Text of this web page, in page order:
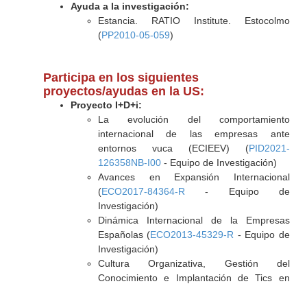
Ayuda a la investigación:
Estancia. RATIO Institute. Estocolmo
(PP2010-05-059)
Participa en los siguientes
proyectos/ayudas en la US:
Proyecto I+D+i:
La evolución del comportamiento
internacional de las empresas ante
entornos vuca (ECIEEV) (PID2021-
126358NB-I00- Equipo de Investigación)
Avances en Expansión Internacional
(ECO2017-84364-R - Equipo de
Investigación)
Dinámica Internacional de la Empresas
Españolas (ECO2013-45329-R - Equipo de
Investigación)
Cultura Organizativa, Gestión del
Conocimiento e Implantación de Tics en